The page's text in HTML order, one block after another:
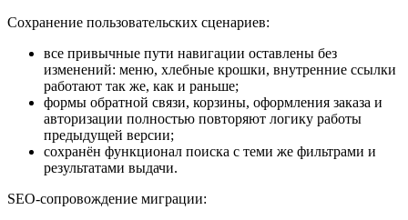
Сохранение пользовательских сценариев:
все привычные пути навигации оставлены без
изменений: меню, хлебные крошки, внутренние ссылки
работают так же, как и раньше;
формы обратной связи, корзины, оформления заказа и
авторизации полностью повторяют логику работы
предыдущей версии;
сохранён функционал поиска с теми же фильтрами и
результатами выдачи.
SEO-сопровождение миграции: